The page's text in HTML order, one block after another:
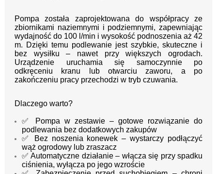
Pompa została zaprojektowana do współpracy ze
zbiornikami naziemnymi i podziemnymi, zapewniając
wydajność do 100 l/min i wysokość podnoszenia aż 42
m. Dzięki temu podlewanie jest szybkie, skuteczne i
bez wysiłku – nawet przy większych ogrodach.
Urządzenie uruchamia się samoczynnie po
odkręceniu kranu lub otwarciu zaworu, a po
zakończeniu pracy przechodzi w tryb czuwania.
Dlaczego warto?
✅ Pompa w zestawie – gotowe rozwiązanie do
podlewania bez dodatkowych zakupów
✅ Bez noszenia konewek – wystarczy podłączyć
wąż ogrodowy lub zraszacz
✅ Automatyczne działanie – włącza się przy spadku
ciśnienia, wyłącza po jego wzroście